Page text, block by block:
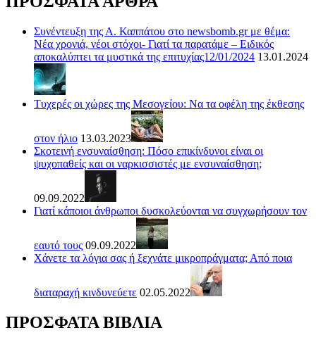
Συνέντευξη της Α. Καππάτου στο newsbomb.gr με θέμα:
Νέα χρονιά, νέοι στόχοι- Γιατί τα παρατάμε – Ειδικός
αποκαλύπτει τα μυστικά της επιτυχίας12/01/2024 13.01.2024
Τυχερές οι χώρες της Μεσογείου: Να τα οφέλη της έκθεσης
στον ήλιο 13.03.2023
Σκοτεινή ενσυναίσθηση: Πόσο επικίνδυνοι είναι οι
ψυχοπαθείς και οι ναρκισσιστές με ενσυναίσθηση;
09.09.2022
Γιατί κάποιοι άνθρωποι δυσκολεύονται να συγχωρήσουν τον
εαυτό τους 09.09.2022
Χάνετε τα λόγια σας ή ξεχνάτε μικροπράγματα; Από ποια
διαταραχή κινδυνεύετε 02.05.2022
ΠΡΟΣΦΑΤΑ ΒΙΒΛΙΑ